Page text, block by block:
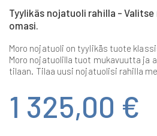
images
gallery
Tyylikäs nojatuoli rahilla - Valitse
omasi.
Moro nojatuoli on tyylikäs tuote
Moro nojatuolilla tuot mukavuutta ja
tilaan. Tilaa uusi nojatuolisi rahilla
1 325,00 €